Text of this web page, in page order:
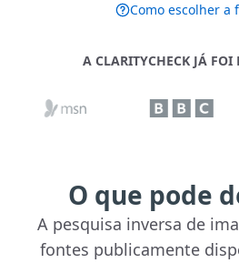
Como escolher a
A CLARITYCHECK JÁ FOI
O que pode
A pesquisa inversa de
fontes publicamente